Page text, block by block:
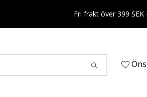
Fri frakt över 399